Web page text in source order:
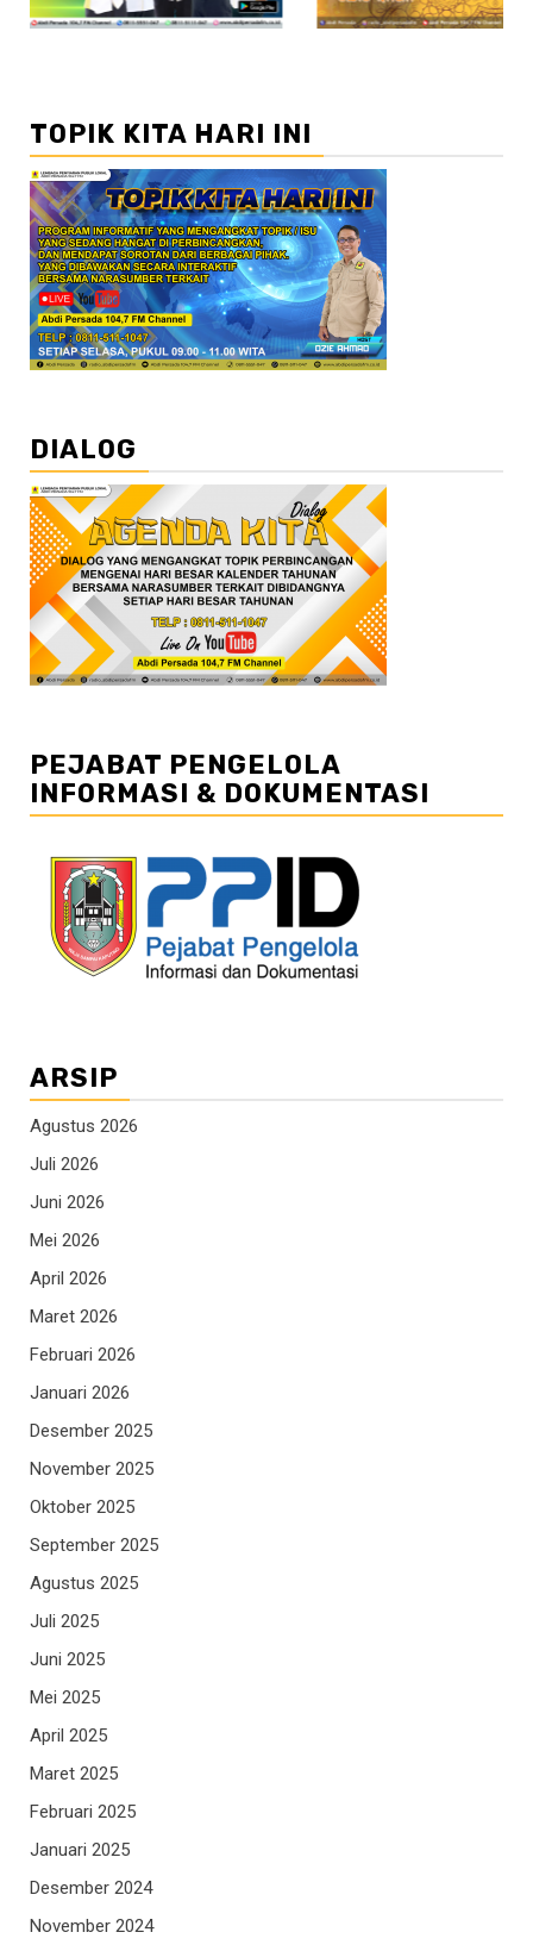
TOPIK KITA HARI INI
DIALOG
PEJABAT PENGELOLA
INFORMASI & DOKUMENTASI
ARSIP
Agustus 2026
Juli 2026
Juni 2026
Mei 2026
April 2026
Maret 2026
Februari 2026
Januari 2026
Desember 2025
November 2025
Oktober 2025
September 2025
Agustus 2025
Juli 2025
Juni 2025
Mei 2025
April 2025
Maret 2025
Februari 2025
Januari 2025
Desember 2024
November 2024